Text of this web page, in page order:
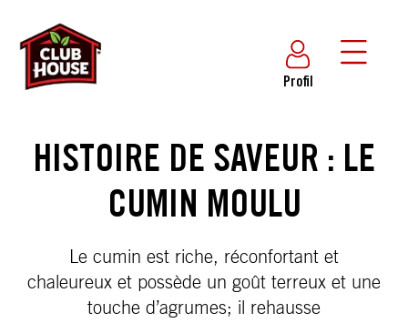
Profil
HISTOIRE DE SAVEUR : LE
CUMIN MOULU
Le cumin est riche, réconfortant et
chaleureux et possède un goût terreux et une
touche d’agrumes; il rehausse